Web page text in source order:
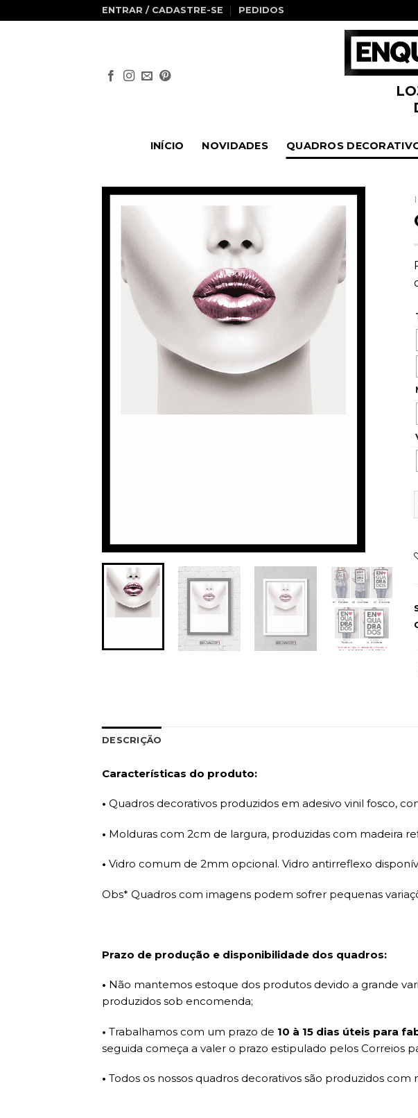
to
ENTRAR / CADASTRE-SE PEDIDOS
INÍCIO NOVIDADES QUADROS
DESCRIÇÃO
Características do produto:
• Quadros decorativos produzidos em adesivo vinil fosco,
• Molduras com 2cm de largura, produzidas com madeira
• Vidro comum de 2mm opcional. Vidro antirreflexo
Obs* Quadros com imagens podem sofrer pequenas
Prazo de produção e disponibilidade dos quadros:
• Não mantemos estoque dos produtos devido a grande
produzidos sob encomenda;
• Trabalhamos com um prazo de 10 à 15 dias úteis para
seguida começa a valer o prazo estipulado pelos Correios
• Todos os nossos quadros decorativos são produzidos